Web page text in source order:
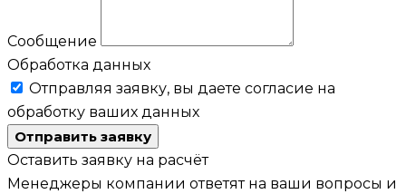
Сообщение
Обработка данных
Отправляя заявку, вы даете согласие на
обработку ваших данных
Отправить заявку
Оставить заявку на расчёт
Менеджеры компании ответят на ваши вопросы и